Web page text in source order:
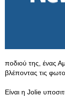
ποδιού της, ένας
βλέποντας τις
Είναι η Jolie